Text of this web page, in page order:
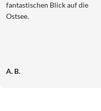
fantastischen Blick auf die
Ostsee.
A. B.